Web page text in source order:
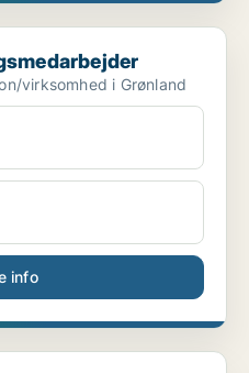
virksomhed i Grønland
info
erhvervskunder